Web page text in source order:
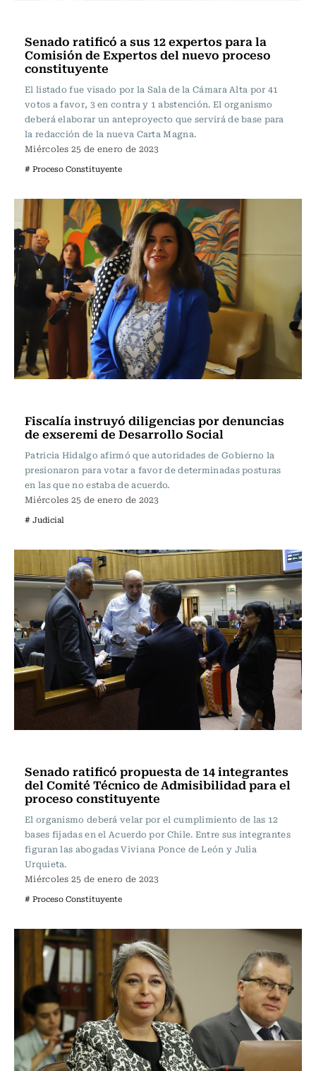
Senado ratificó a sus 12 expertos para la
Comisión de Expertos del nuevo proceso
constituyente
El listado fue visado por la Sala de la Cámara Alta por 41
votos a favor, 3 en contra y 1 abstención. El organismo
deberá elaborar un anteproyecto que servirá de base para
la redacción de la nueva Carta Magna.
Miércoles 25 de enero de 2023
# Proceso Constituyente
Fiscalía instruyó diligencias por denuncias
de exseremi de Desarrollo Social
Patricia Hidalgo afirmó que autoridades de Gobierno la
presionaron para votar a favor de determinadas posturas
en las que no estaba de acuerdo.
Miércoles 25 de enero de 2023
# Judicial
Senado ratificó propuesta de 14 integrantes
del Comité Técnico de Admisibilidad para el
proceso constituyente
El organismo deberá velar por el cumplimiento de las 12
bases fijadas en el Acuerdo por Chile. Entre sus integrantes
figuran las abogadas Viviana Ponce de León y Julia
Urquieta.
Miércoles 25 de enero de 2023
# Proceso Constituyente